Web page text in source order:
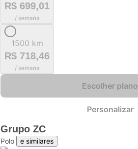
R$ 699,01
/ semana
1500 km
R$ 718,46
/ semana
Escolher plano
Personalizar
Grupo ZC
Polo e similares